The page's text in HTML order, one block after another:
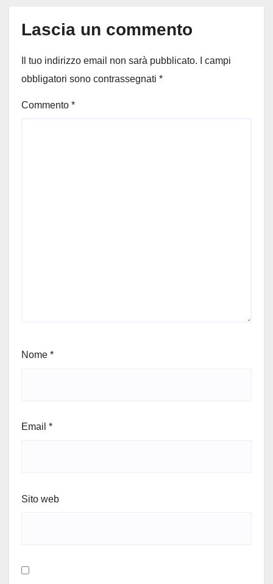
Lascia un commento
Il tuo indirizzo email non sarà pubblicato.
I campi
obbligatori sono contrassegnati *
Commento *
Nome *
Email *
Sito web